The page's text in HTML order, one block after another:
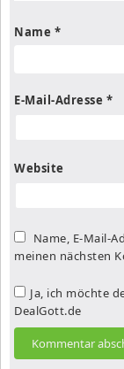
Name *
E-Mail-Adresse *
Website
Name, E-Mail-
meinen nächsten
Ja, ich möchte
DealGott.de